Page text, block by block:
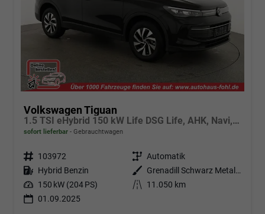
Volkswagen Tiguan
1.5 TSI eHybrid 150 kW Life DSG Life, AHK, Navi, ParkAssist, 5-J Garantie
sofort lieferbar Gebrauchtwagen
Fahrzeugnr. 103972 Getriebe Automatik
Kraftstoff Hybrid Benzin Außenfarbe
Grenadill Schwarz Metallic
Leistung 150 kW (204 PS) Kilometerstand
11.050 km
01.09.2025